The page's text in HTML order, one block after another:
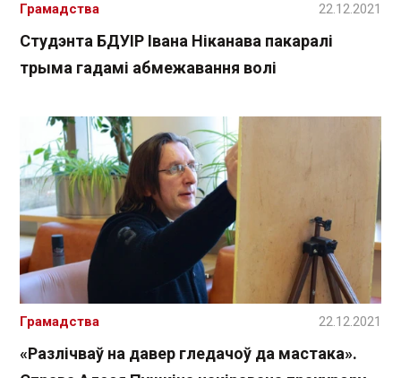
Студэнта БДУІР Івана Ніканава пакаралі
трыма гадамі абмежавання волі
Грамадства 22.12.2021
«Разлічваў на давер гледачоў да мастака».
Грамадства 22.12.2021